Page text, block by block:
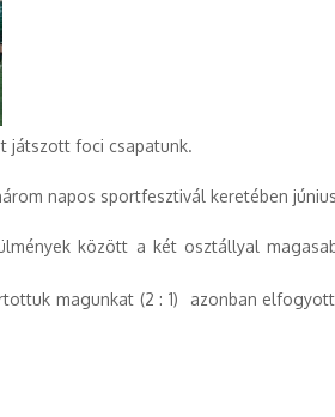
játszott foci csapatunk.
napos sportfesztivál keretében
között a két osztállyal
magunkat (2 : 1) azonban